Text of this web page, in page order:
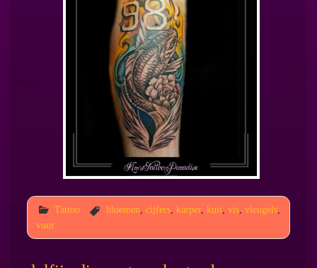
Tattoo bloemen cijfers, karper, kuit, vis, vleugels,
vuur